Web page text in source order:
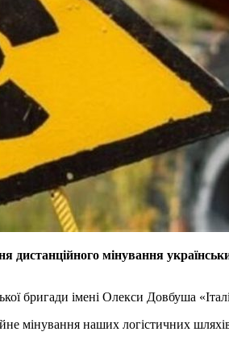
мінування
бригади імені Олекси Довбуша
мінування наших логістичних